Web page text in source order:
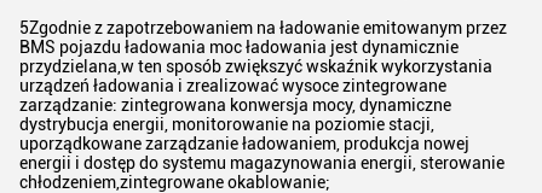
5Zgodnie z zapotrzebowaniem na ładowanie emitowanym przez
BMS pojazdu ładowania moc ładowania jest dynamicznie
przydzielana,w ten sposób zwiększyć wskaźnik wykorzystania
urządzeń ładowania i zrealizować wysoce zintegrowane
zarządzanie: zintegrowana konwersja mocy, dynamiczne
dystrybucja energii, monitorowanie na poziomie stacji,
uporządkowane zarządzanie ładowaniem, produkcja nowej
energii i dostęp do systemu magazynowania energii, sterowanie
chłodzeniem,zintegrowane okablowanie;